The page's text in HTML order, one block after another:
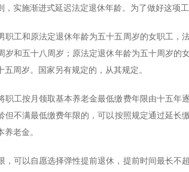
实施渐进式延迟法定退休年龄。为了做好这项工
工和原法定退休年龄为五十五周岁的女职工，
岁和五十八周岁；原法定退休年龄为五十周岁的
周岁。国家另有规定的，从其规定。
工按月领取基本养老金最低缴费年限由十五年
但不满最低缴费年限的，可以按照规定通过延长
老金。
可以自愿选择弹性提前退休，提前时间最长不